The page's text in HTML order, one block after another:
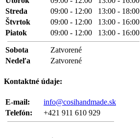
Streda
09:00 - 12:00 13:00 - 18:00
Štvrtok
09:00 - 12:00 13:00 - 16:00
Piatok
09:00 - 12:00 13:00 - 16:00
Sobota
Zatvorené
Nedeľa
Zatvorené
Kontaktné údaje:
E-mail:
info@cosihandmade.sk
Telefón:
+421 911 610 929